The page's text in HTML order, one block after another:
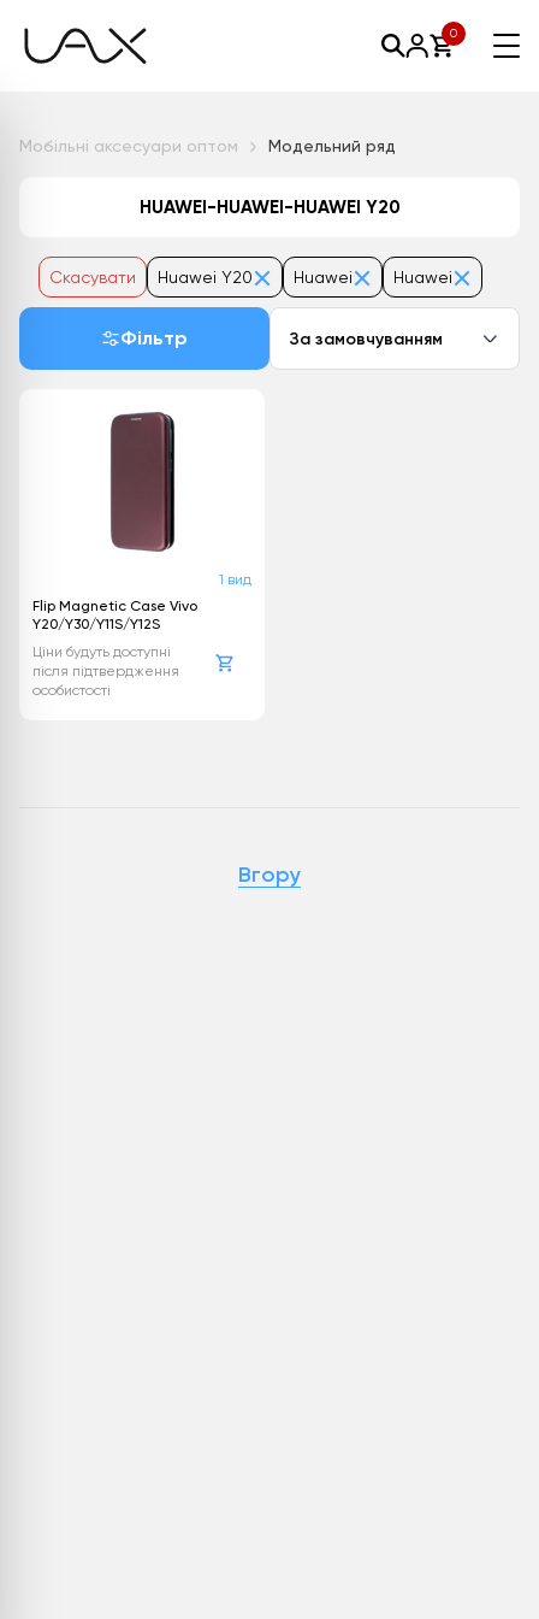
0
Мобільні аксесуари оптом Модельний ряд
HUAWEI-HUAWEI-HUAWEI Y20
Скасувати Huawei Y20 Huawei Huawei
Фільтр За замовчуванням
1 вид
Flip Magnetic Case Vivo
Y20/Y30/Y11S/Y12S
Ціни будуть доступні
після підтвердження
особистості
Вгору